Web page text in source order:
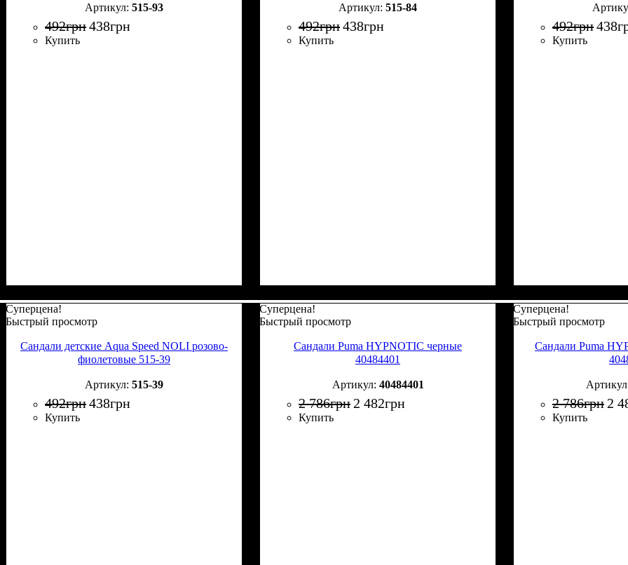
515-93
492грн438грн
Купить
515-84
492грн438грн
Купить
492грн438
Купить
Суперцена!
Быстрый просмотр
Сандали детские Aqua Speed NOLI розово-
фиолетовые 515-39
515-39
492грн438грн
Купить
Суперцена!
Быстрый просмотр
Сандали Puma HYPNOTIC черные
40484401
40484401
2 786грн 2 482грн
Купить
Суперцена!
Быстрый просмотр
Сандали Puma
2 786грн 2
Купить